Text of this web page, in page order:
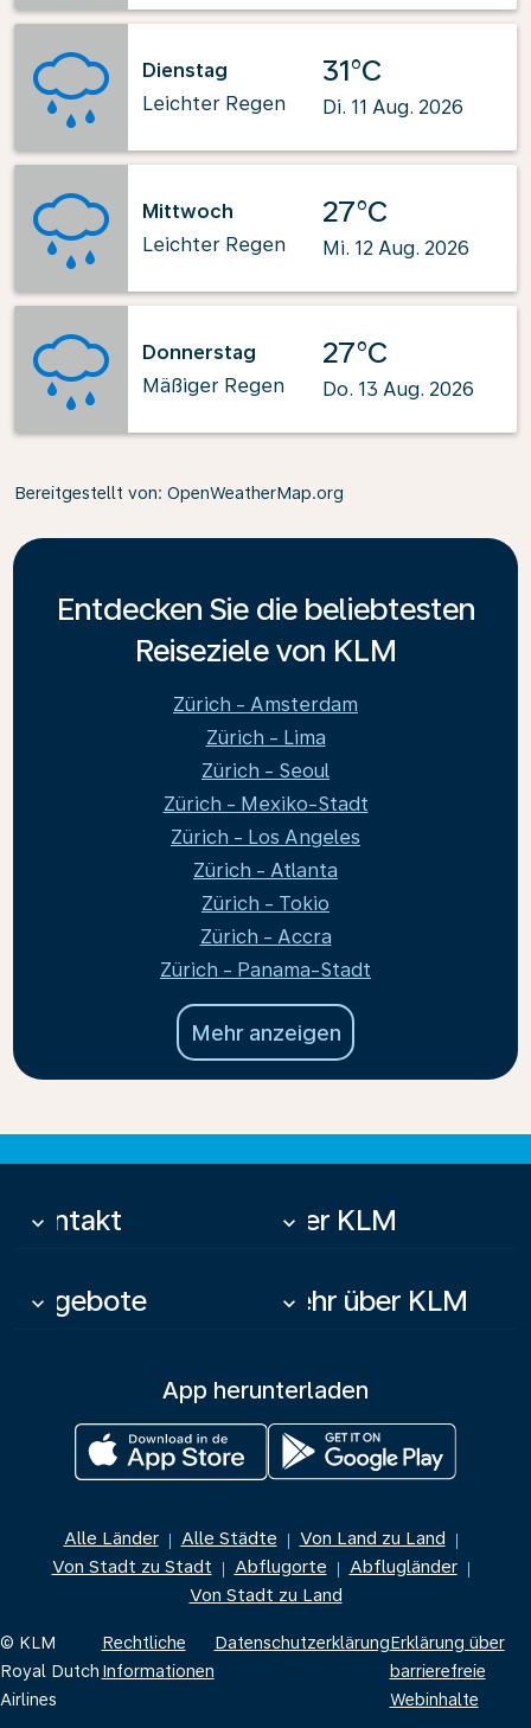
Dienstag
Leichter Regen
31°C
Di. 11 Aug. 2026
Mittwoch
Leichter Regen
27°C
Mi. 12 Aug. 2026
Donnerstag
Mäßiger Regen
27°C
Do. 13 Aug. 2026
Bereitgestellt von: OpenWeatherMap.org
Entdecken Sie die beliebtesten
Reiseziele von KLM
Zürich - Amsterdam
Zürich - Lima
Zürich - Seoul
Zürich - Mexiko-Stadt
Zürich - Los Angeles
Zürich - Atlanta
Zürich - Tokio
Zürich - Accra
Zürich - Panama-Stadt
Mehr anzeigen
Kontakt
keyboard_arrow_down Über KLM
keyboard_arrow_down
Angebote
keyboard_arrow_down Mehr über KLM
keyboard_arrow_down
App herunterladen
Alle Länder | Alle Städte | Von Land zu Land |
Von Stadt zu Stadt | Abflugorte | Abflugländer |
Von Stadt zu Land
© KLM
Royal Dutch
Airlines
Rechtliche
Informationen
DatenschutzerklärungErklärung über
barrierefreie
Webinhalte